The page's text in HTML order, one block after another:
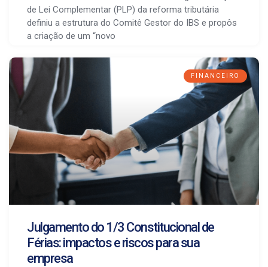
de Lei Complementar (PLP) da reforma tributária
definiu a estrutura do Comitê Gestor do IBS e propôs
a criação de um “novo
FINANCEIRO
Julgamento do 1/3 Constitucional de
Férias: impactos e riscos para sua
empresa